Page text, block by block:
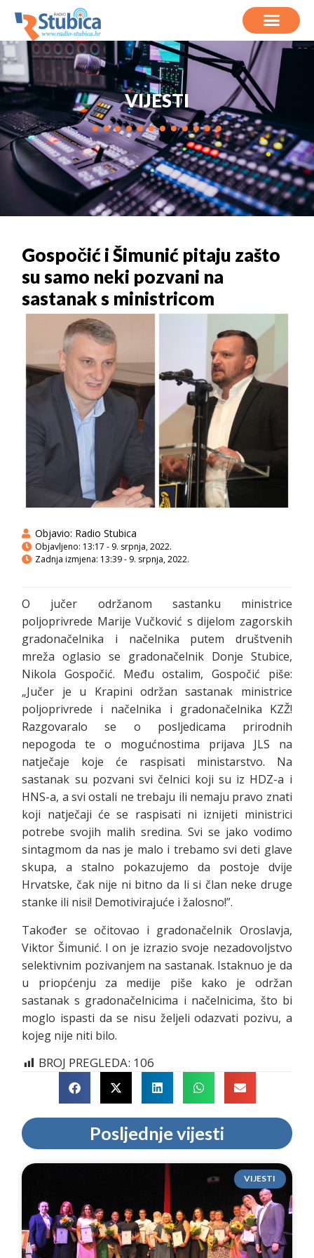
VIJESTI
Gospočić i Šimunić pitaju zašto
su samo neki pozvani na
sastanak s ministricom
Objavio: Radio Stubica
Objavljeno: 13:17 - 9. srpnja, 2022.
Zadnja izmjena: 13:39 - 9. srpnja, 2022.
O jučer održanom sastanku ministrice
poljoprivrede Marije Vučković s dijelom zagorskih
gradonačelnika i načelnika putem društvenih
mreža oglasio se gradonačelnik Donje Stubice,
Nikola Gospočić. Među ostalim, Gospočić piše:
„Jučer je u Krapini održan sastanak ministrice
poljoprivrede i načelnika i gradonačelnika KZŽ!
Razgovaralo se o posljedicama prirodnih
nepogoda te o mogućnostima prijava JLS na
natječaje koje će raspisati ministarstvo. Na
sastanak su pozvani svi čelnici koji su iz HDZ-a i
HNS-a, a svi ostali ne trebaju ili nemaju pravo znati
koji natječaji će se raspisati ni iznijeti ministrici
potrebe svojih malih sredina. Svi se jako vodimo
sintagmom da nas je malo i trebamo svi deti glave
skupa, a stalno pokazujemo da postoje dvije
Hrvatske, čak nije ni bitno da li si član neke druge
stanke ili nisi! Demotivirajuće i žalosno!”.
Također se očitovao i gradonačelnik Oroslavja,
Viktor Šimunić. I on je izrazio svoje nezadovoljstvo
selektivnim pozivanjem na sastanak. Istaknuo je da
u priopćenju za medije piše kako je održan
sastanak s gradonačelnicima i načelnicima, što bi
moglo ispasti da se nisu željeli odazvati pozivu, a
kojeg nije niti bilo.
BROJ PREGLEDA: 106
Posljednje vijesti
VIJESTI